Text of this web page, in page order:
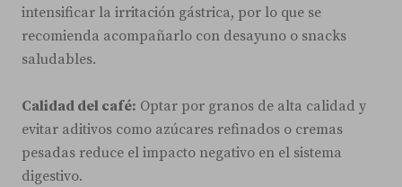
intensificar la irritación gástrica, por lo que se
recomienda acompañarlo con desayuno o snacks
saludables.
Calidad del café: Optar por granos de alta calidad y
evitar aditivos como azúcares refinados o cremas
pesadas reduce el impacto negativo en el sistema
digestivo.